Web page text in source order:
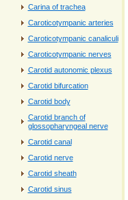
Carina of trachea
Caroticotympanic arteries
Caroticotympanic canaliculi
Caroticotympanic nerves
Carotid autonomic plexus
Carotid bifurcation
Carotid body
Carotid branch of
glossopharyngeal nerve
Carotid canal
Carotid nerve
Carotid sheath
Carotid sinus